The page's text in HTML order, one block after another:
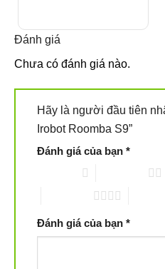
Đánh giá
Chưa có đánh giá nào.
Hãy là người đầu tiên
Irobot Roomba S9”
Đánh giá của bạn *
Đánh giá của bạn *